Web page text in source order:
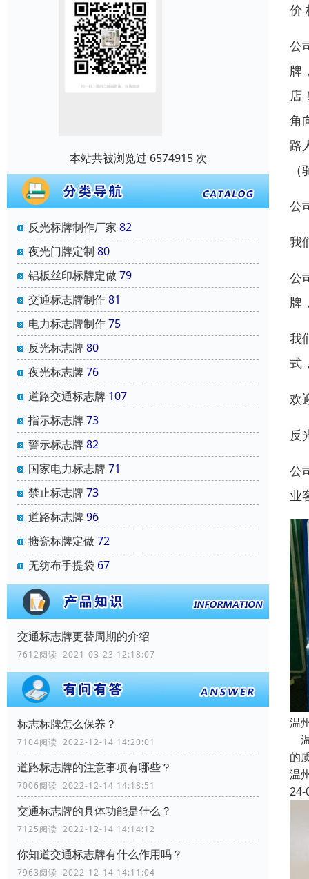
本站共被浏览过 6574915 次
反光标牌制作厂家 82
夜光门牌定制 80
铝板丝印标牌定做79
交通标志牌制作81
电力标志牌制作75
反光标志牌80
夜光标志牌76
道路交通标志牌 107
指示标志牌73
警示标志牌82
国家电力标志牌71
禁止标志牌73
道路标志牌96
搪瓷标牌定做72
无纺布手提袋 67
交通标志牌更替周期的介绍
7612阅读 2021-03-23 12:18:07
标志标牌怎么保养？
7104阅读 2022-12-14 14:20:01
道路标志牌的注意事项有哪些？
7006阅读 2022-12-14 14:18:51
交通标志牌的具体功能是什么？
7125阅读 2022-12-14 14:14:12
你知道交通标志牌有什么作用吗？
7963阅读 2022-12-14 14:11:04
价
公
牌
店
角
路
公
我
公
牌
我
式
欢
反
公
业
温
的
温
24-